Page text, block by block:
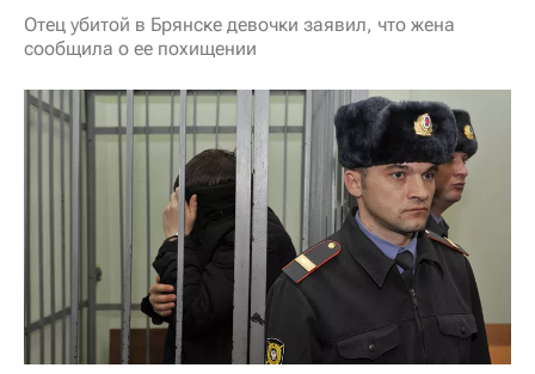
Отец убитой в Брянске девочки заявил, что жена
сообщила о ее похищении